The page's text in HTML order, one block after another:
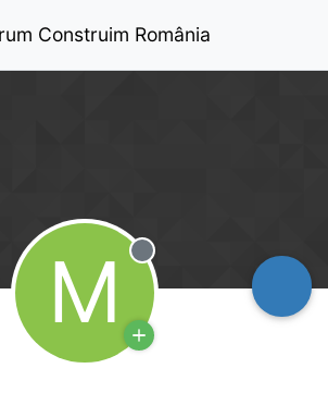
Construim România
M Deconectat